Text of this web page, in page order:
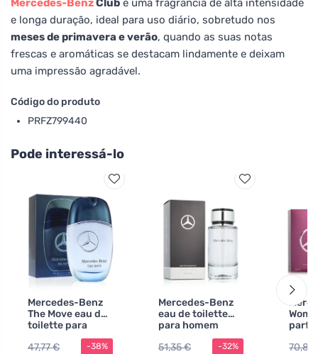
e longa duração, ideal para uso diário, sobretudo nos
meses de primavera e verão, quando as suas notas
frescas e aromáticas se destacam lindamente e deixam
uma impressão agradável.
Código do produto
PRFZ799440
Pode interessá-lo
Mercedes-Benz
The Move eau de
toilette para
homens 100 ml
47,77 €
-38%
Mercedes-Benz
eau de toilette
para homem
51,35 €
-32%
70,86